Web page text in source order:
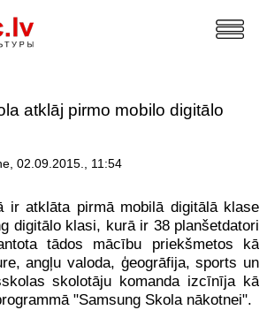
atklāj pirmo mobilo digitālo
02.09.2015., 11:54
ir atklāta pirmā mobilā digitālā klase
digitālo klasi, kurā ir 38 planšetdatori
tādos mācību priekšmetos kā
angļu valoda, ģeogrāfija, sports un
skolotāju komanda izcīnīja kā
"Samsung Skola nākotnei".